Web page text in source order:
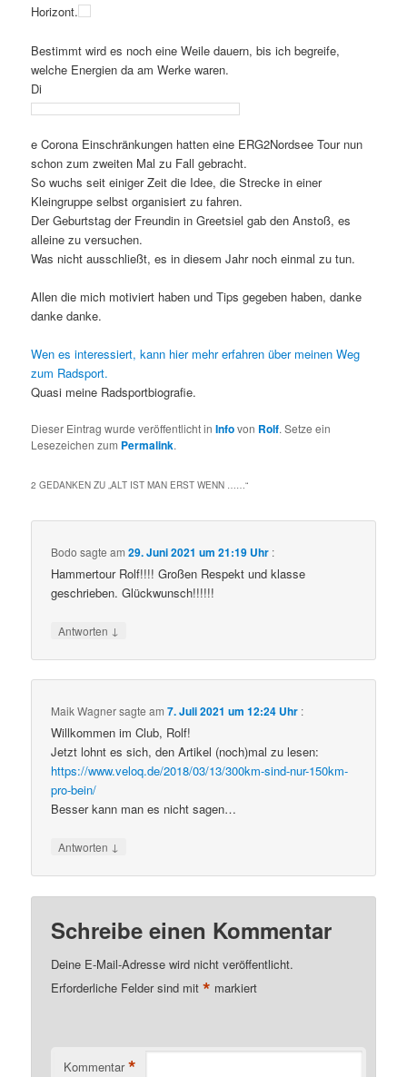
Horizont.
Bestimmt wird es noch eine Weile dauern, bis ich begreife,
welche Energien da am Werke waren.
Di
e Corona Einschränkungen hatten eine ERG2Nordsee Tour nun
schon zum zweiten Mal zu Fall gebracht.
So wuchs seit einiger Zeit die Idee, die Strecke in einer
Kleingruppe selbst organisiert zu fahren.
Der Geburtstag der Freundin in Greetsiel gab den Anstoß, es
alleine zu versuchen.
Was nicht ausschließt, es in diesem Jahr noch einmal zu tun.
Allen die mich motiviert haben und Tips gegeben haben, danke
danke danke.
Wen es interessiert, kann hier mehr erfahren über meinen Weg
zum Radsport.
Quasi meine Radsportbiografie.
Dieser Eintrag wurde veröffentlicht inInfovon Rolf. Setze ein
Lesezeichen zum Permalink.
2 GEDANKEN ZU „ALT IST MAN ERST WENN ……“
Bodo sagte am29. Juni 2021 um 21:19 Uhr :
Hammertour Rolf!!!! Großen Respekt und klasse
geschrieben. Glückwunsch!!!!!!
Antworten ↓
Maik Wagnersagte am7. Juli 2021 um 12:24 Uhr :
Willkommen im Club, Rolf!
Jetzt lohnt es sich, den Artikel (noch)mal zu lesen:
https://www.veloq.de/2018/03/13/300km-sind-nur-150km-
pro-bein/
Besser kann man es nicht sagen…
Antworten ↓
Schreibe einen Kommentar
Deine E-Mail-Adresse wird nicht veröffentlicht.
Erforderliche Felder sind mit* markiert
Kommentar *